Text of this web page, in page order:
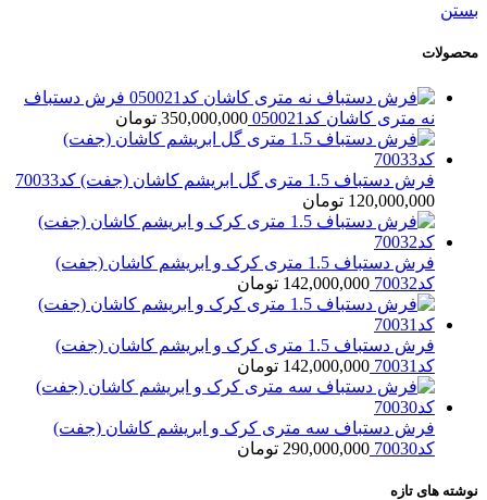
بستن
محصولات
فرش دستباف
نه متری کاشان کد050021
350,000,000 تومان
فرش دستباف 1.5 متری گل ابریشم کاشان (جفت) کد70033
120,000,000 تومان
فرش دستباف 1.5 متری کرک و ابریشم کاشان (جفت)
کد70032
142,000,000 تومان
فرش دستباف 1.5 متری کرک و ابریشم کاشان (جفت)
کد70031
142,000,000 تومان
فرش دستباف سه متری کرک و ابریشم کاشان (جفت)
کد70030
290,000,000 تومان
نوشته های تازه